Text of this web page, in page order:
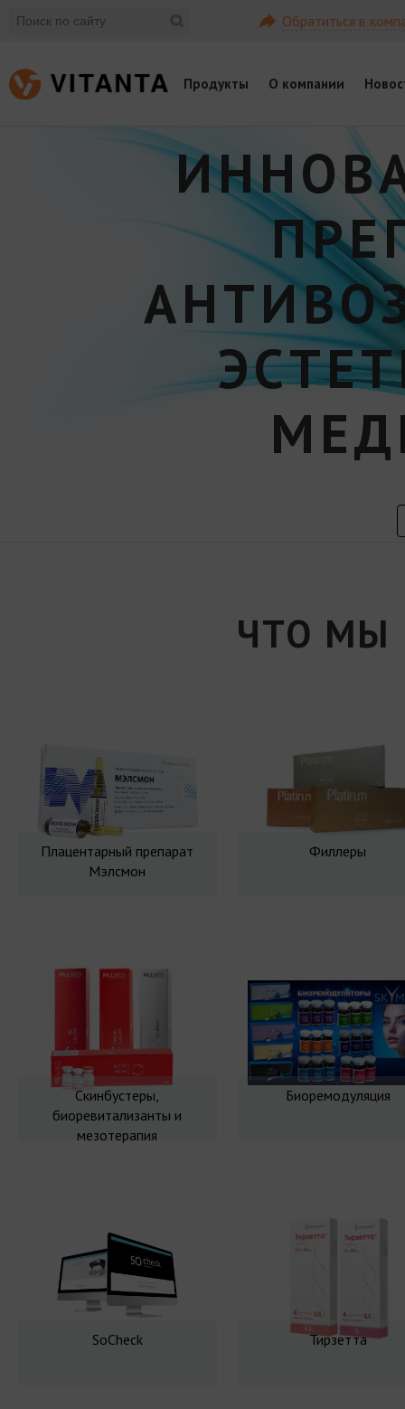
Обратиться в
Продукты О компании
ЧТО МЫ
Плацентарный препарат
Мэлсмон
Филлеры
Скинбустеры,
биоревитализанты и
мезотерапия
Биоремодуляция
SoCheck Тирзетта